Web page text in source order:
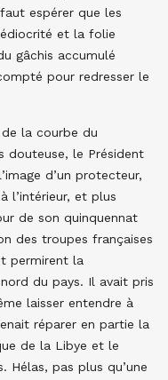
espérer que les
et la folie
gâchis accumulé
pour redresser le
la courbe du
douteuse, le Président
d’un protecteur,
l’intérieur, et plus
de son quinquennat
des troupes françaises
permirent la
du pays. Il avait pris
laisser entendre à
réparer en partie la
de la Libye et le
Hélas, pas plus qu’une